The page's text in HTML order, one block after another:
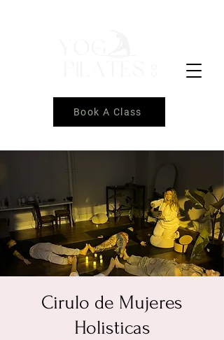
Book A Class
Cirulo de Mujeres
Holisticas